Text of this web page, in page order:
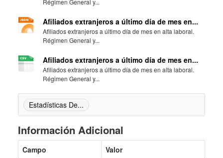
Régimen General y...
Afiliados extranjeros a último día de mes en...
Afiliados extranjeros a último día de mes en alta laboral.
Régimen General y...
Afiliados extranjeros a último día de mes en...
Afiliados extranjeros a último día de mes en alta laboral.
Régimen General y...
Estadísticas De...
Información Adicional
Campo
Valor